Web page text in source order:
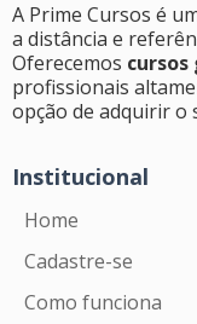
A Prime Cursos é
a distância e
Oferecemos
profissionais
opção de adquirir o
Institucional
Home
Cadastre-se
Como funciona